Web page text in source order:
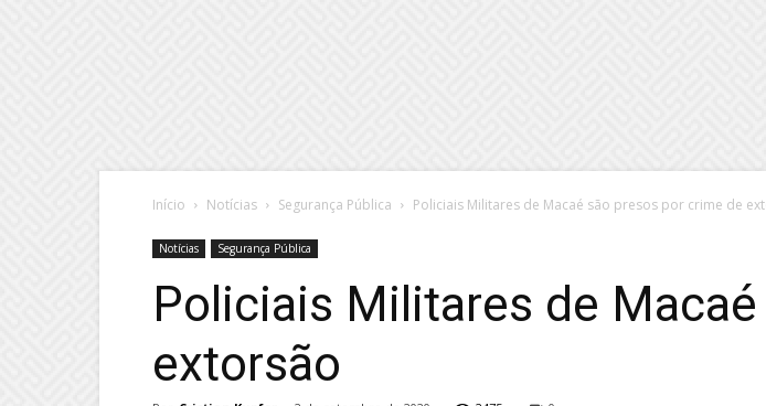
Início Notícias Segurança Pública Policiais Militares de Macaé são presos por crime de
Notícias Segurança Pública
Policiais Militares de
extorsão